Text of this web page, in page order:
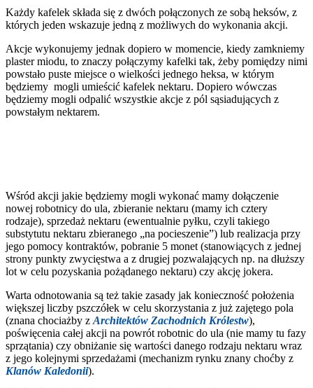
Każdy kafelek składa się z dwóch połączonych ze sobą heksów, z
których jeden wskazuje jedną z możliwych do wykonania akcji.
Akcje wykonujemy jednak dopiero w momencie, kiedy zamkniemy
plaster miodu, to znaczy połączymy kafelki tak, żeby pomiędzy nimi
powstało puste miejsce o wielkości jednego heksa, w którym
będziemy mogli umieścić kafelek nektaru. Dopiero wówczas
będziemy mogli odpalić wszystkie akcje z pól sąsiadujących z
powstałym nektarem.
Wśród akcji jakie będziemy mogli wykonać mamy dołączenie
nowej robotnicy do ula, zbieranie nektaru (mamy ich cztery
rodzaje), sprzedaż nektaru (ewentualnie pyłku, czyli takiego
substytutu nektaru zbieranego „na pocieszenie”) lub realizacja przy
jego pomocy kontraktów, pobranie 5 monet (stanowiących z jednej
strony punkty zwycięstwa a z drugiej pozwalających np. na dłuższy
lot w celu pozyskania pożądanego nektaru) czy akcję jokera.
Warta odnotowania są też takie zasady jak konieczność położenia
większej liczby pszczółek w celu skorzystania z już zajętego pola
(znana chociażby z Architektów Zachodnich Królestw),
poświęcenia całej akcji na powrót robotnic do ula (nie mamy tu fazy
sprzątania) czy obniżanie się wartości danego rodzaju nektaru wraz
z jego kolejnymi sprzedażami (mechanizm rynku znany choćby z
Klanów Kaledonii).